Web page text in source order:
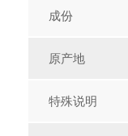
成份
原产地
特殊说明